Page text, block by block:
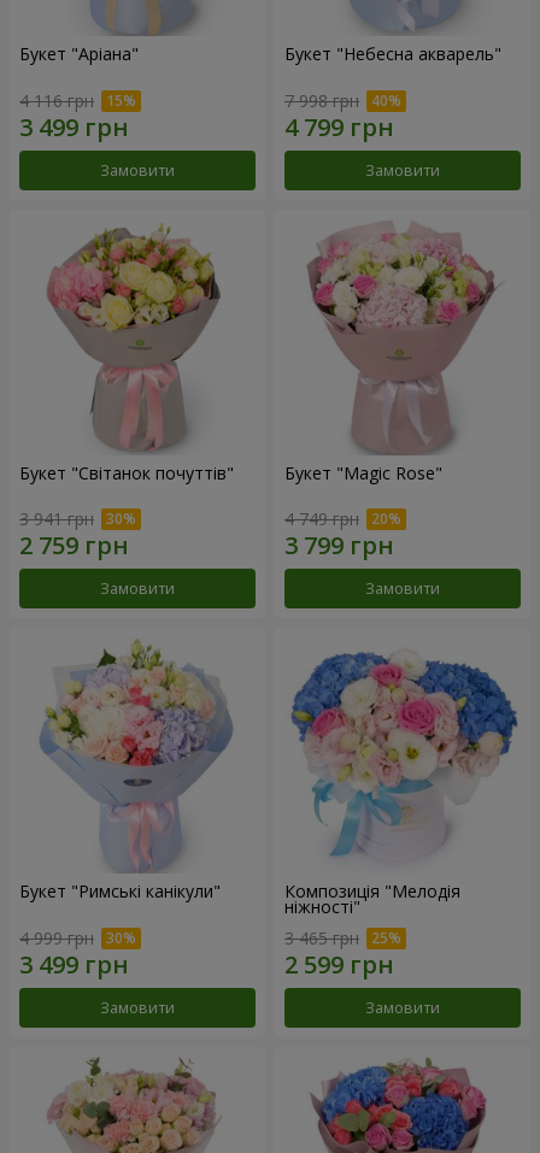
Букет "Аріана"
4 116 грн
Замовити
Букет "Небесна акварель"
7 998 грн
Замовити
Букет "Світанок почуттів"
3 941 грн
Замовити
Букет "Magic Rose"
4 749 грн
Замовити
Букет "Римські канікули"
4 999 грн
Замовити
Композиція "Мелодія
ніжності"
3 465 грн
Замовити